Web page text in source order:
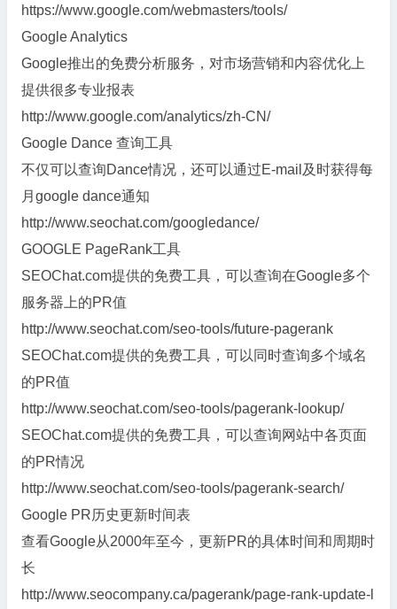
https://www.google.com/webmasters/tools/
Google Analytics
Google推出的免费分析服务，对市场营销和内容优化上
提供很多专业报表
http://www.google.com/analytics/zh-CN/
Google Dance 查询工具
不仅可以查询Dance情况，还可以通过E-mail及时获得每
月google dance通知
http://www.seochat.com/googledance/
GOOGLE PageRank工具
SEOChat.com提供的免费工具，可以查询在Google多个
服务器上的PR值
http://www.seochat.com/seo-tools/future-pagerank
SEOChat.com提供的免费工具，可以同时查询多个域名
的PR值
http://www.seochat.com/seo-tools/pagerank-lookup/
SEOChat.com提供的免费工具，可以查询网站中各页面
的PR情况
http://www.seochat.com/seo-tools/pagerank-search/
Google PR历史更新时间表
查看Google从2000年至今，更新PR的具体时间和周期时
长
http://www.seocompany.ca/pagerank/page-rank-update-l